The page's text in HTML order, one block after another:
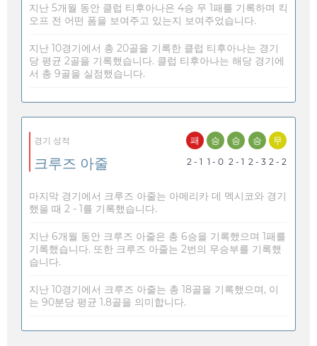
지난 5개월 동안 클럽 티후아나은 4승 무 1패를 기록하며 킥
오프 전 어떤 폼을 보여주고 있는지 보여주었습니다.
지난 10경기에서 총 20골을 기록한 클럽 티후아나는 경기
당 평균 2골을 기록했습니다. 클럽 티후아나는 해당 경기에
서 총 9골을 실점했습니다.
경기 성적
크루즈 아줄
패
2 - 1
승
1 - 0
승
2 - 1
승
2 - 3
무
2 - 2
마지막 경기에서 크루즈 아줄는 아메리카 데 멕시코와 경기
했을 때 2 - 1를 기록했습니다.
지난 6개월 동안 크루즈 아줄은 총 6승을 기록했으며 1패를
기록했습니다. 또한 크루즈 아줄는 2번의 무승부를 기록했
습니다.
지난 10경기에서 크루즈 아줄는 총 18골을 기록했으며, 이
는 90분당 평균 1.8골을 의미합니다.